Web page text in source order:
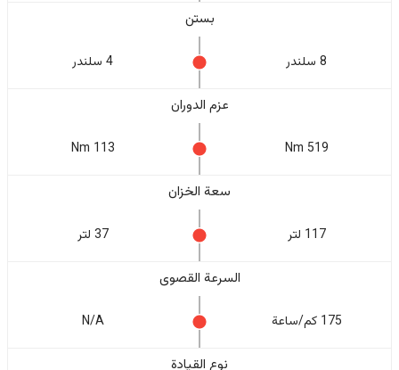
بستن
8 سلندر 4 سلندر
عزم الدوران
519 Nm
113 Nm
سعة الخزان
117 لتر 37 لتر
السرعة القصوى
175 كم/ساعة N/A
نوع القيادة